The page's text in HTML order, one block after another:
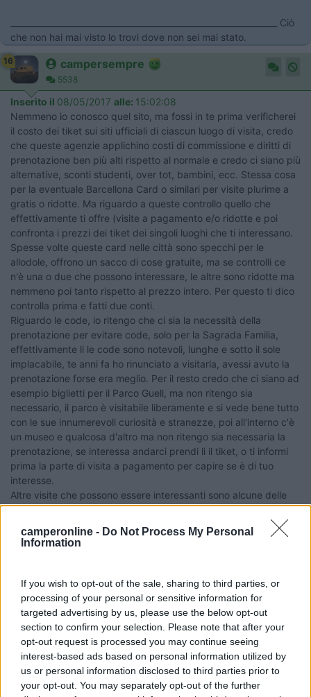
camperonline - Do Not Process My Personal
Information
If you wish to opt-out of the sale, sharing to third parties, or
processing of your personal or sensitive information for
targeted advertising by us, please use the below opt-out
section to confirm your selection. Please note that after your
opt-out request is processed you may continue seeing
interest-based ads based on personal information utilized by
us or personal information disclosed to third parties prior to
your opt-out. You may separately opt-out of the further
________________________________________________________________ Ciò
che non hai mai visto lo trovi dove non sei mai stato.
16 campersempre
5538
Inserito il 08/05/2017 alle: 15:02:08
Nemmeno io conosco quel sito, ma fossi in te prima verificherei
il costo dei tiket sui siti ufficiali di ciascun luogo di visita, credo
che queste agenzie applichino costi di commissione e diritti di
prenotazione ben più alti rispetto al normale e credo ci siano più
alternative, sconti studenti, over tot, bambini, ecc. Stessa cosa
per la eventuale Barcellona Card o similari per visite plurime a
gratis o ridotte. Ma riguardo a queste controllo quello che
effettivamente ti offre (visite a pagamento e/o ridotte e poi
confronta i prezzi dei tiket dei singoli luoghi che ti interessano.
Spesse volte queste card nelle città sono specchi per le
allodole, offrono un sacco di cose gratuite, ma se controlli ce
n'è una o due che possono interessare, le altre sono ridotte ma
nemmeno poi tanto rispetto al prezzo intero. Per questo ti dico
controlla prima e fatti due conti.
Riguardo le code, io ritengo che ci sia la necessità della
prenotazione per evitare code, solo per la Sagrada Familia,
effettivamente li le code sono notevoli, lunghe e sotto il sole
implacabile, te anni fa ho rinunciato a visitarla, avessi avuto la
prenotazione forse era meglio. Per il resto credo che ci siano ad
esempio biglietti per il Parco Guell, ma non ritengo sia
necessario, il parco è visitabile liberamente e si vede bene tutto
con le sue innumerevoli curiosità e stranezze, poi all'interno c'è
un museo e qualcosa d'altro ma non ritengo sia necessaria la
prenotazione, se interessa andarci prendi li il tiket, o ti informi
prima la parte di visita a pagamento per capire se è di tuo
interesse.
Altre visite che possono essere interessanti sono alcune delle
case progettate da Gaudì, mi pare la Casa Batlò e la Pedrera,
ma dipende molto dal periodo sulla presenza o meno di code,
ma 3 anni fa in agosto non c'era quel gran ressa.
essere utile la prenotazione.
Buona ricerca e ... hasta la vista
Saluti e buoni km a tutti. Bruno
_______________________________________ Le persone non fanno i
viaggi, sono i viaggi che fanno le persone (John Steinbeck)
jana
18827